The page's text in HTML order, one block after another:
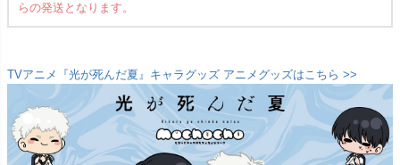
らの発送となります。
TVアニメ『光が死んだ夏』キャラグッズ アニメグッズはこちら >>